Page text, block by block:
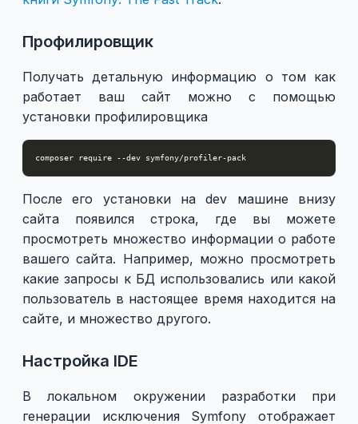
Профилировщик
Получать детальную информацию о том как
работает ваш сайт можно с помощью
установки профилировщика
После его установки на dev машине внизу
сайта появился строка, где вы можете
просмотреть множество информации о работе
вашего сайта. Например, можно просмотреть
какие запросы к БД использовались или какой
пользователь в настоящее время находится на
сайте, и множество другого.
Настройка IDE
В локальном окружении разработки при
генерации исключения Symfony отображает